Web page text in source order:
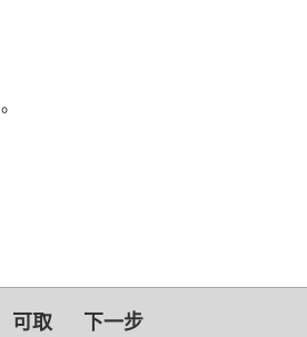
可取
下一步